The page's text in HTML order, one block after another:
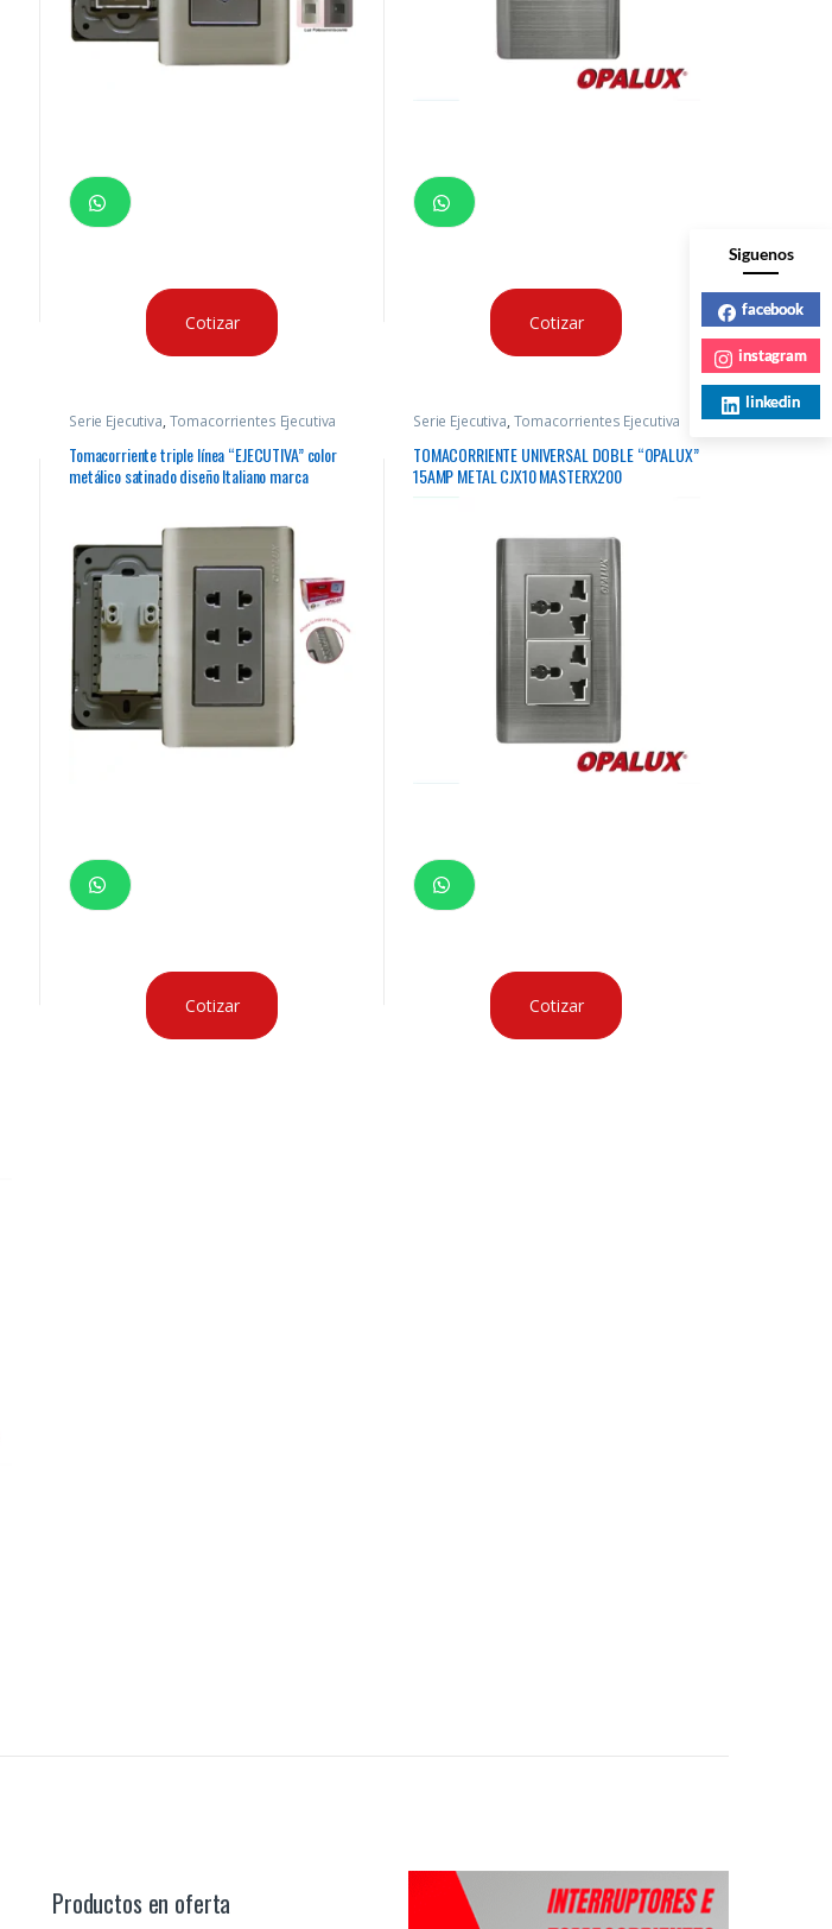
Cotizar Cotizar
Serie Ejecutiva, Tomacorrientes Ejecutiva
Tomacorriente triple línea “EJECUTIVA” color
metálico satinado diseño Italiano marca
Cotizar
Serie Ejecutiva, Tomacorrientes Ejecutiva
TOMACORRIENTE UNIVERSAL DOBLE “OPALUX”
15AMP METAL CJX10 MASTERX200
Cotizar
Productos en oferta
Siguenos
facebook
instagram
linkedin